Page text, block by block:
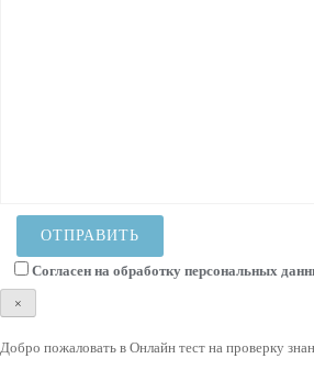
Согласен на обработку персональных
×
Добро пожаловать в Онлайн тест на проверку